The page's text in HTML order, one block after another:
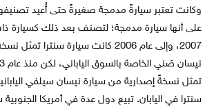
على أنها سيارة مدمجة؛ لتصنف بعد ذلك كسيارة
2007، وإلى عام 2006 كانت سيارة سنترا
تمثل نسخةً إصدارية من سيارة نيسان سيلفي
سنترا في اليابان. تبيع دول عدة في أمريكا